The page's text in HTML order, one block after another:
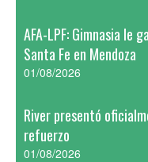
AFA-LPF: Gimnasia le
Santa Fe en Mendoza
01/08/2026
River presentó
refuerzo
01/08/2026